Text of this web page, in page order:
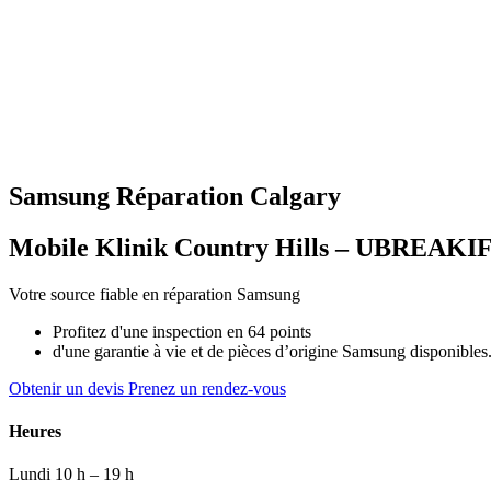
Samsung Réparation Calgary
Mobile Klinik Country Hills –
Votre source fiable en réparation Samsung
Profitez d'une inspection en 64 points
d'une garantie à vie et de pièces d’origine Samsung disponibles.
Obtenir un devis Prenez un rendez-vous
Heures
Lundi 10 h – 19 h